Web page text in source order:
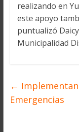
realizando en
este apoyo
puntualizó
Municipalidad
←
Emergencias